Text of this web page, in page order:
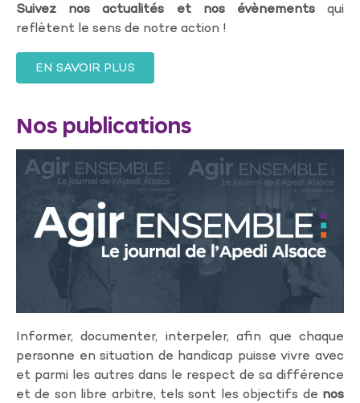
Suivez nos actualités et nos évènementsqui
reflètent le sens de notre action !
EN SAVOIR PLUS
Nos publications
Informer, documenter, interpeler, afin que chaque
personne en situation de handicap puisse vivre avec
et parmi les autres dans le respect de sa différence
et de son libre arbitre, tels sont les objectifs de nos